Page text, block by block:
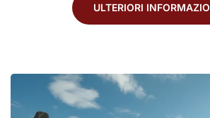
ULTERIORI